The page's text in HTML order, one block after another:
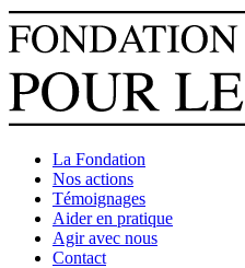
La Fondation
Nos actions
Témoignages
Aider en pratique
Agir avec nous
Contact